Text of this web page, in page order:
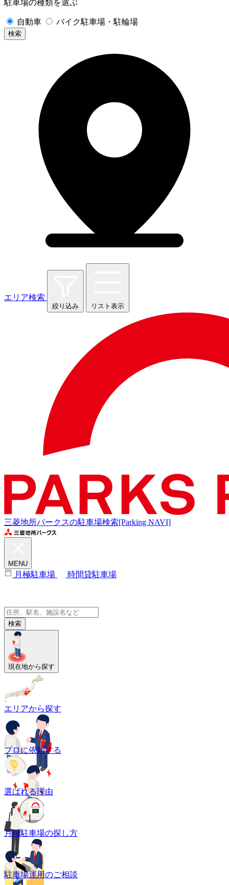
駐車場の種類を選ぶ
自動車 バイク駐車場・駐輪場
検索
エリア検索
絞り込み リスト表示
三菱地所パークスの駐車場検索[Parking NAVI]
MENU
月極駐車場 時間貸駐車場
検索
現在地から探す
エリアから探す
プロに依頼する
選ばれる理由
月極駐車場の探し方
駐車場運用のご相談